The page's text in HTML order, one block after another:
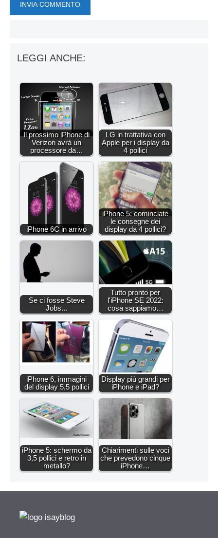
LEGGI ANCHE:
Il prossimo iPhone di
Verizon avrà un
processore da…
LG in trattativa con
Apple per i display da
4 pollici
iPhone 6C in arrivo
iPhone 5: cominciate
le consegne dei
display da 4 pollici?
Se ci fosse Steve
Jobs...
Tutto pronto per
l'iPhone SE 2022:
cosa sappiamo…
iPhone 6, immagini
del display 5,5 pollici
Display più grandi per
iPhone e iPad?
iPhone 5: schermo da
3,5 pollici e retro in
metallo?
Chiarimenti sulle voci
che prevedono cinque
iPhone…